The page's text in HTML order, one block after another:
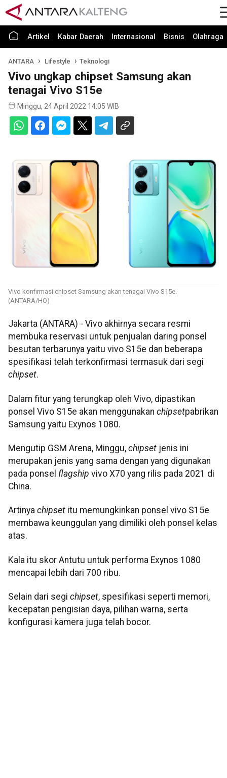
Artikel Kabar Daerah Internasional Bisnis Olahraga
ANTARA Lifestyle Teknologi
Vivo ungkap chipset Samsung akan
tenagai Vivo S15e
Minggu, 24 April 2022 14:05 WIB
Vivo konfirmasi chipset Samsung akan tenagai Vivo S15e.
(ANTARA/HO)
Jakarta (ANTARA) - Vivo akhirnya secara resmi
membuka reservasi untuk penjualan daring ponsel
besutan terbarunya yaitu vivo S15e dan beberapa
spesifikasi telah terkonfirmasi termasuk dari segi
chipset.
Dalam fitur yang terungkap oleh Vivo, dipastikan
ponsel Vivo S15e akan menggunakan chipsetpabrikan
Samsung yaitu Exynos 1080.
Mengutip GSM Arena, Minggu, chipset jenis ini
merupakan jenis yang sama dengan yang digunakan
pada ponsel flagship vivo X70 yang rilis pada 2021 di
China.
Artinya chipset itu memungkinkan ponsel vivo S15e
membawa keunggulan yang dimiliki oleh ponsel kelas
atas.
Kala itu skor Antutu untuk performa Exynos 1080
mencapai lebih dari 700 ribu.
Selain dari segi chipset, spesifikasi seperti memori,
kecepatan pengisian daya, pilihan warna, serta
konfigurasi kamera juga telah bocor.